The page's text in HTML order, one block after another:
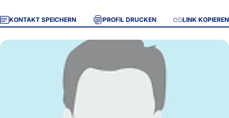
KONTAKT SPEICHERN PROFIL DRUCKEN LINK KOPIEREN